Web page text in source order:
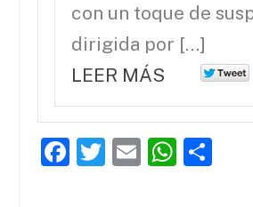
con un toque de
dirigida por […]
LEER MÁS
F
T
E
W